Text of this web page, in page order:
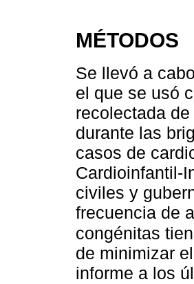
MÉTODOS
Se llevó a
el que se usó
recolectada
durante las
casos de
Cardioinfantil-
civiles y
frecuencia de
congénitas
de minimizar
informe a los